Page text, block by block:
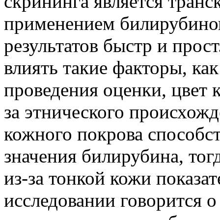
применением
результатов быстр и
влиять такие факторы,
проведения оценки, цвет
за этнического
кожного покрова
значения билирубина,
из-за тонкой кожи
исследовании говорится